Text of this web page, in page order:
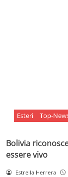
Esteri Top-
Bolivia
essere vivo
Estrella Herrera